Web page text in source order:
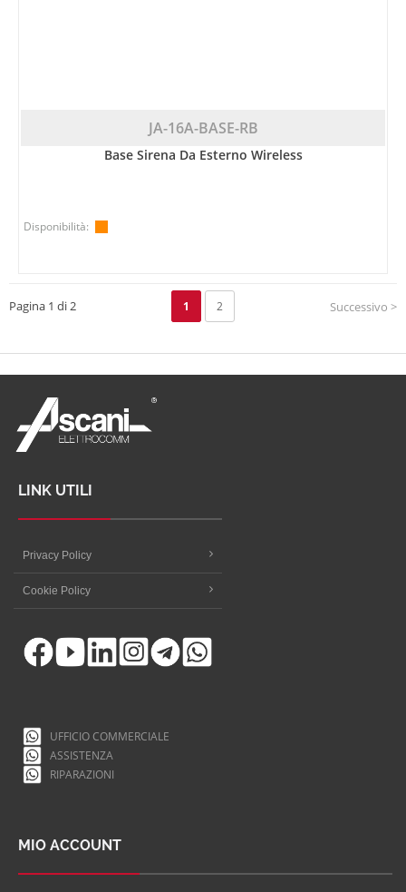
JA-16A-BASE-RB
Base Sirena Da Esterno Wireless
Disponibilità:
Pagina 1 di 2 1 2 Successivo >
LINK UTILI
Privacy Policy
Cookie Policy
UFFICIO COMMERCIALE
ASSISTENZA
RIPARAZIONI
MIO ACCOUNT